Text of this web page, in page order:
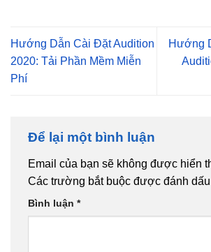
Hướng Dẫn Cài Đặt Audition
2020: Tải Phần Mềm Miễn
Phí
Hướng
Để lại một bình luận
Email của bạn sẽ không được hiển
Các trường bắt buộc được đánh dấu
Bình luận *